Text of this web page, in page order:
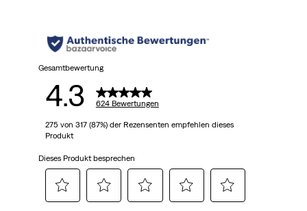
Bewertungen
Gesamtbewertung
4.3 624 Bewertungen
275 von 317 (87%) der Rezensenten empfehlen dieses
Produkt
Dieses Produkt besprechen